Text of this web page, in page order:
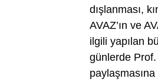
dışlanması,
AVAZ’ın ve
ilgili yapılan
günlerde Prof.